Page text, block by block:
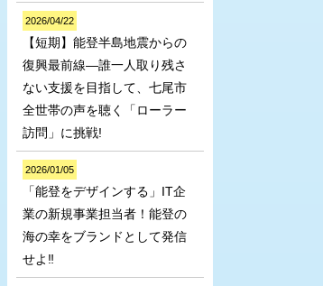
2026/04/22
【短期】能登半島地震からの
復興最前線―誰一人取り残さ
ない支援を目指して、七尾市
全世帯の声を聴く「ローラー
訪問」に挑戦!
2026/01/05
「能登をデザインする」IT企
業の新規事業担当者！能登の
海の幸をブランドとして発信
せよ‼